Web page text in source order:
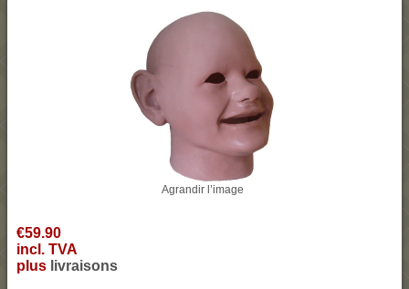
Agrandir l’image
€59.90
incl. TVA
plus livraisons